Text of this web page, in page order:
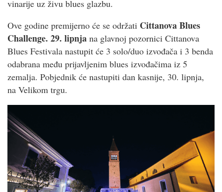
vinarije uz živu blues glazbu.
Ove godine premijerno će se održati Cittanova Blues
Challenge. 29. lipnja na glavnoj pozornici Cittanova
Blues Festivala nastupit će 3 solo/duo izvođača i 3 benda
odabrana među prijavljenim blues izvođačima iz 5
zemalja. Pobjednik će nastupiti dan kasnije, 30. lipnja,
na Velikom trgu.